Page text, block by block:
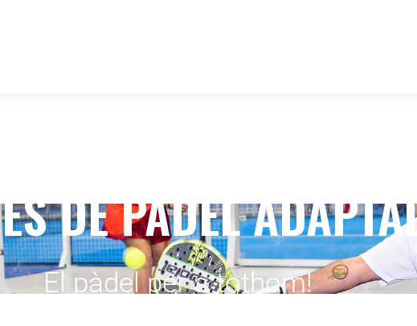
DE PÀDEL
El pàdel per a tothom!